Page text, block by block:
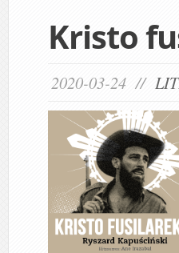
Kristo
2020-03-24 //